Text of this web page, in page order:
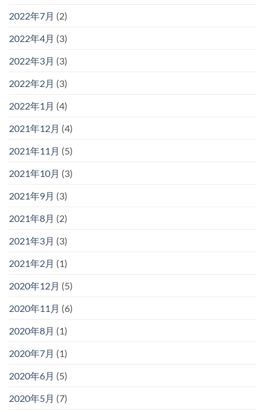
2022年7月 (2)
2022年4月 (3)
2022年3月 (3)
2022年2月 (3)
2022年1月 (4)
2021年12月 (4)
2021年11月 (5)
2021年10月 (3)
2021年9月 (3)
2021年8月 (2)
2021年3月 (3)
2021年2月 (1)
2020年12月 (5)
2020年11月 (6)
2020年8月 (1)
2020年7月 (1)
2020年6月 (5)
2020年5月 (7)